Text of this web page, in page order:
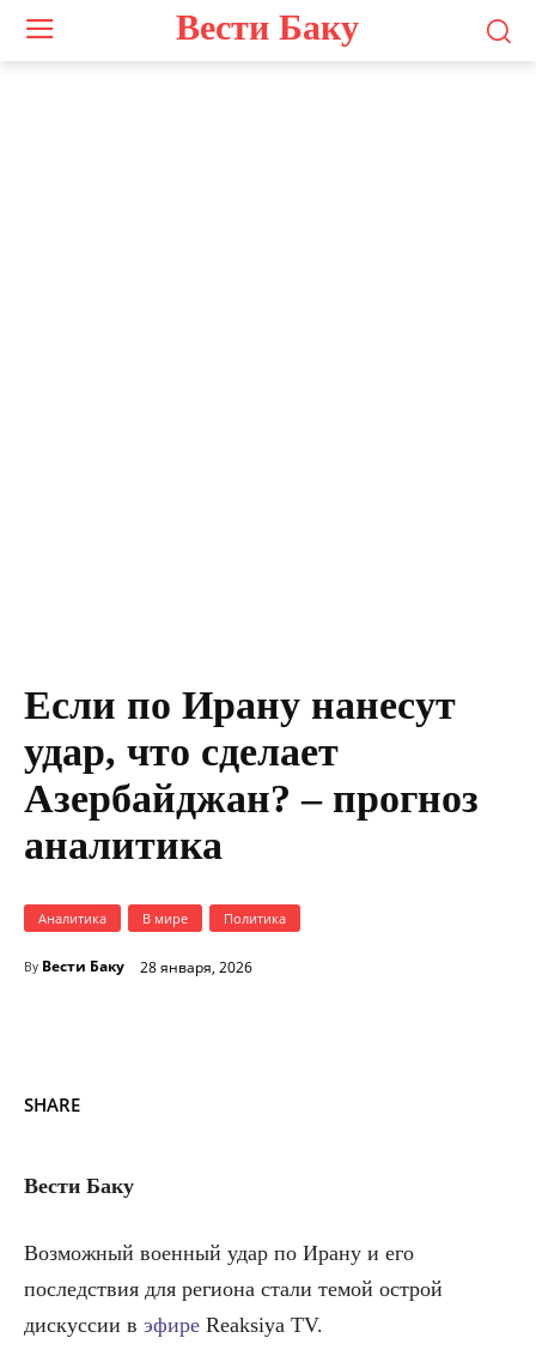
Вести Баку
Если по Ирану нанесут
удар, что сделает
Азербайджан? – прогноз
аналитика
Аналитика В мире Политика
By Вести Баку 28 января, 2026
SHARE
Вести Баку
Возможный военный удар по Ирану и его
последствия для региона стали темой острой
дискуссии в эфире Reaksiya TV.